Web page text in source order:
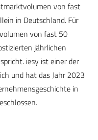
von fast
in Deutschland. Für
von fast 50
jährlichen
iesy ist einer der
und hat das Jahr 2023
in